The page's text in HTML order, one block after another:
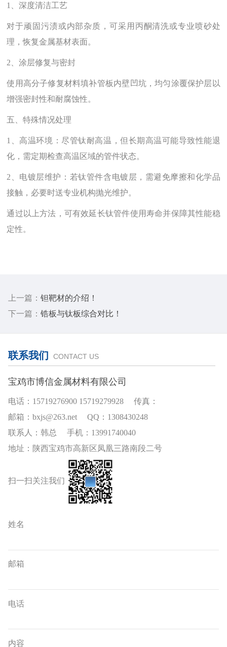
1、深度清洁工艺‌
对于顽固污渍或内部杂质，可采用丙酮清洗或专业喷砂处
理，恢复金属基材表面‌。
2、涂层修复与密封‌
使用高分子修复材料填补管板内壁凹坑，均匀涂覆保护层以
增强密封性和耐腐蚀性‌。
五、特殊情况处理
1、高温环境‌：尽管钛耐高温，但长期高温可能导致性能退
化，需定期检查高温区域的管件状态‌。
2、电镀层维护‌：若钛管件含电镀层，需避免摩擦和化学品
接触，必要时送专业机构抛光维护‌。
通过以上方法，可有效延长钛管件使用寿命并保障其性能稳
定性。
上一篇： 钽靶材的介绍！
下一篇： 锆板与钛板综合对比！
联系我们 CONTACT US
宝鸡市博信金属材料有限公司
电话：15719276900 15719279928 传真：
邮箱：bxjs@263.net QQ：1308430248
联系人：韩总 手机：13991740040
地址：陕西宝鸡市高新区凤凰三路南段二号
扫一扫关注我们
姓名
邮箱
电话
内容